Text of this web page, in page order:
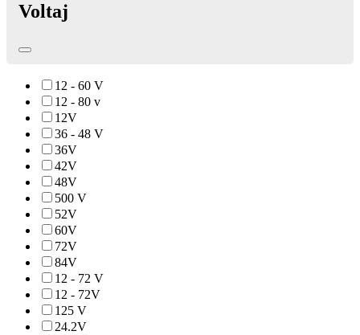
Voltaj
12 - 60 V
12 - 80 v
12V
36 - 48 V
36V
42V
48V
500 V
52V
60V
72V
84V
12 - 72 V
12 - 72V
125 V
24.2V